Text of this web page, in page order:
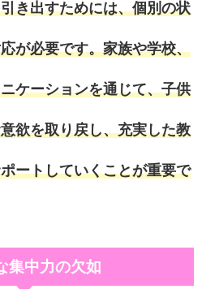
き出すためには、個別の状
が必要です。家族や学校、
ケーションを通じて、子供
欲を取り戻し、充実した教
ートしていくことが重要で
集中力の欠如